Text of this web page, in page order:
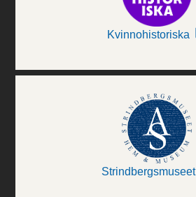
Kvinnohistoriska
Strindbergsmuseet